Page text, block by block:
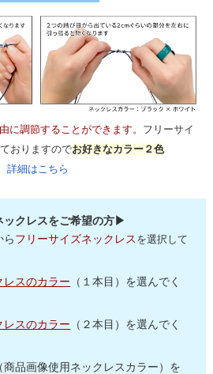
に調節することができます。 フリーサイ
おりますのでお好きなカラー２色
詳細はこちら
ックレスをご希望の方▶
ら フリーサイズネックレス を選択して
レスのカラー （１本目）を選んでく
レスのカラー （２本目）を選んでく
商品画像使用ネックレスカラー）を